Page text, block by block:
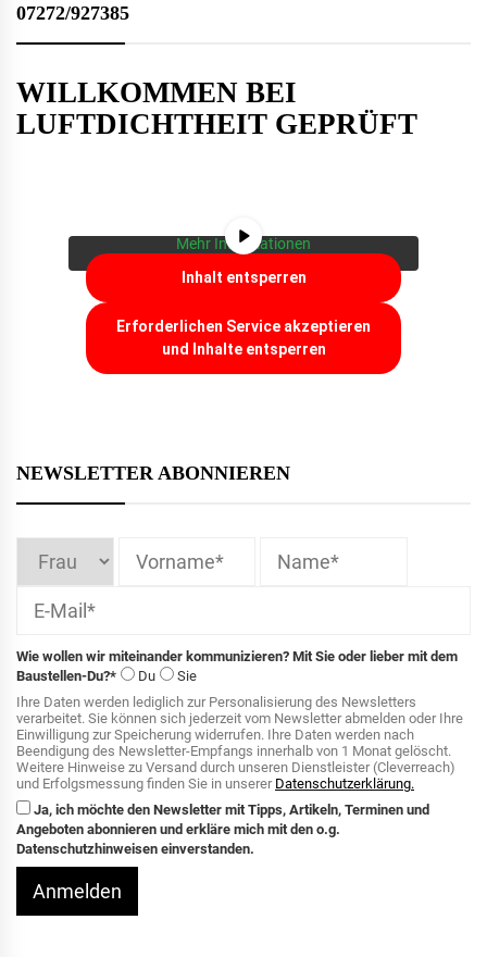
07272/927385
WILLKOMMEN BEI
LUFTDICHTHEIT GEPRÜFT
Mehr Informationen
Inhalt entsperren
Erforderlichen Service akzeptieren
und Inhalte entsperren
NEWSLETTER ABONNIEREN
Wie wollen wir miteinander kommunizieren? Mit Sie oder lieber mit dem
Baustellen-Du?*
Du
Sie
Ihre Daten werden lediglich zur Personalisierung des Newsletters
verarbeitet. Sie können sich jederzeit vom Newsletter abmelden oder Ihre
Einwilligung zur Speicherung widerrufen. Ihre Daten werden nach
Beendigung des Newsletter-Empfangs innerhalb von 1 Monat gelöscht.
Weitere Hinweise zu Versand durch unseren Dienstleister (Cleverreach)
und Erfolgsmessung finden Sie in unserer Datenschutzerklärung.
Ja, ich möchte den Newsletter mit Tipps, Artikeln, Terminen und
Angeboten abonnieren und erkläre mich mit den o.g.
Datenschutzhinweisen einverstanden.
Anmelden